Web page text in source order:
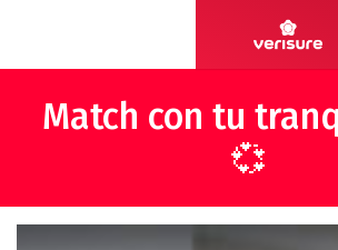
Match con tu
💞